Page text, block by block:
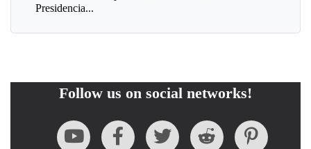
Presidencia...
Follow us on social networks!